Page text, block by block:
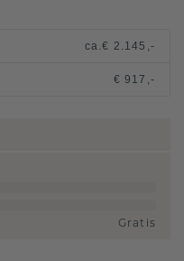
ca.€ 2.145,-
€ 917,-
Gratis